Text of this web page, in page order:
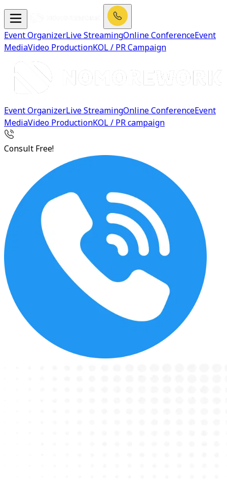
Event OrganizerLive StreamingOnline ConferenceEvent
MediaVideo ProductionKOL / PR Campaign
Event OrganizerLive StreamingOnline ConferenceEvent
MediaVideo ProductionKOL / PR campaign
Consult Free!